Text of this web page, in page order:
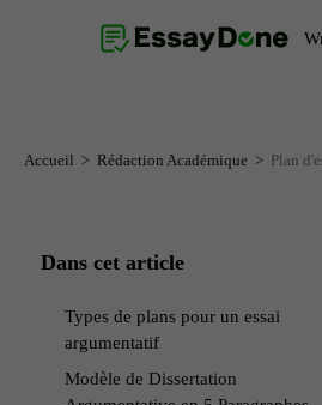
Réécrivain
Accueil Rédaction Académique Plan
Dans cet article
Types de plans pour un essai
argumentatif
Modèle de Dissertation